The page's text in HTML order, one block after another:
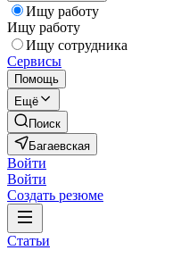
Ищу работу
Ищу работу
Ищу сотрудника
Сервисы
Помощь
Ещё
Поиск
Багаевская
Войти
Войти
Создать резюме
Статьи